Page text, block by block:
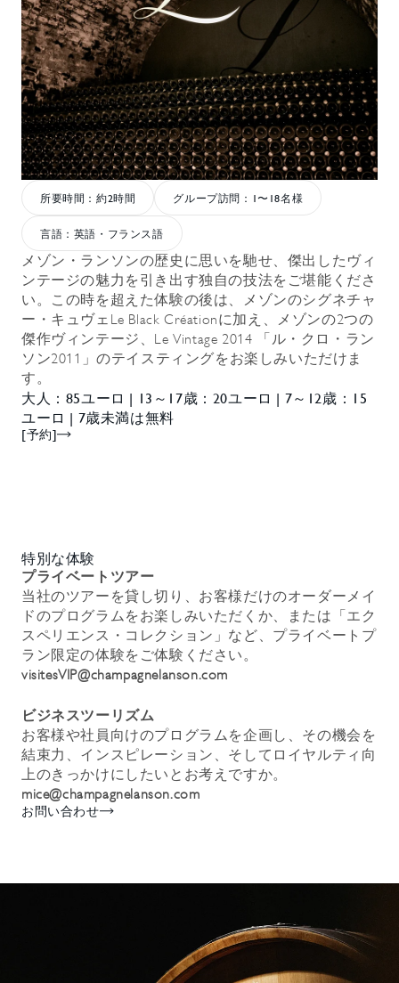
所要時間：約2時間 グループ訪問：1〜18名様
言語：英語・フランス語
メゾン・ランソンの歴史に思いを馳せ、傑出したヴィ
ンテージの魅力を引き出す独自の技法をご堪能くださ
い。この時を超えた体験の後は、メゾンのシグネチャ
ー・キュヴェLe Black Créationに加え、メゾンの2つの
傑作ヴィンテージ、Le Vintage 2014 「ル・クロ・ラン
ソン2011」のテイスティングをお楽しみいただけま
す。
大人：85ユーロ | 13～17歳：20ユーロ | 7～12歳：15
ユーロ | 7歳未満は無料
[予約]
特別な体験
プライベートツアー
当社のツアーを貸し切り、お客様だけのオーダーメイ
ドのプログラムをお楽しみいただくか、または「エク
スペリエンス・コレクション」など、プライベートプ
ラン限定の体験をご体験ください。
visitesVIP@champagnelanson.com
ビジネスツーリズム
お客様や社員向けのプログラムを企画し、その機会を
結束力、インスピレーション、そしてロイヤルティ向
上のきっかけにしたいとお考えですか。
mice@champagnelanson.com
お問い合わせ